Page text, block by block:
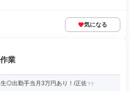
気になる
業
◎出勤手当月3万円あり！/正佐